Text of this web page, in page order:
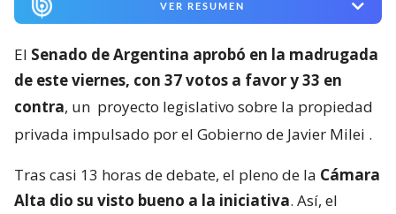
VER RESUMEN
El Senado de Argentina aprobó en la madrugada
de este viernes, con 37 votos a favor y 33 en
contra, un proyecto legislativo sobre la propiedad
privada impulsado por el Gobierno de Javier Milei .
Tras casi 13 horas de debate, el pleno de la Cámara
Alta dio su visto bueno a la iniciativa. Así, el